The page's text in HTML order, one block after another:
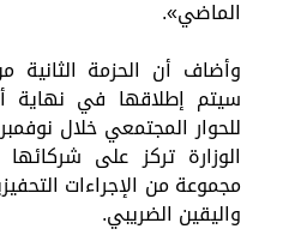
الماضي».
وأضاف أن الحزمة الثانية
سيتم إطلاقها في نهاية
للحوار المجتمعي خلال
الوزارة تركز على شركائها
مجموعة من الإجراءات
واليقين الضريبي.